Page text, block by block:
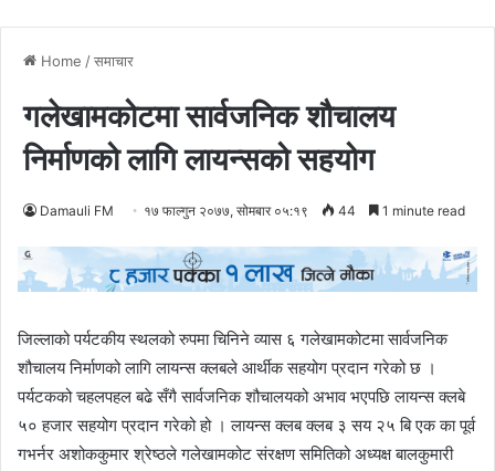
Home /समाचार
गलेखामकोटमा सार्वजनिक शौचालय
निर्माणको लागि लायन्सको सहयोग
Damauli FM १७ फाल्गुन २०७७, सोमबार ०५:१९ 44 1 minute read
जिल्लाको पर्यटकीय स्थलको रुपमा चिनिने व्यास ६ गलेखामकोटमा सार्वजनिक
शौचालय निर्माणको लागि लायन्स क्लबले आर्थीक सहयोग प्रदान गरेको छ ।
पर्यटकको चहलपहल बढे सँगै सार्वजनिक शौचालयको अभाव भएपछि लायन्स क्लबे
५० हजार सहयोग प्रदान गरेको हो । लायन्स क्लब क्लब ३ सय २५ बि एक का पूर्व
गभर्नर अशोककुमार श्रेष्ठले गलेखामकोट संरक्षण समितिको अध्यक्ष बालकुमारी